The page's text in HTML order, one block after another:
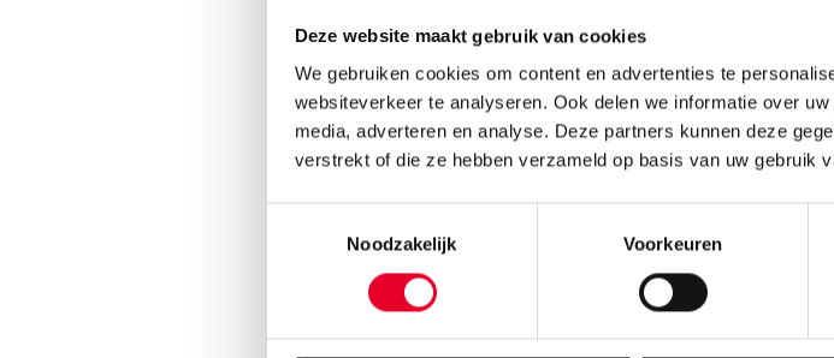
Deze website maakt gebruik van cookies
We gebruiken cookies om content en advertenties te
websiteverkeer te analyseren. Ook delen we informatie over
media, adverteren en analyse. Deze partners kunnen deze
verstrekt of die ze hebben verzameld op basis van uw gebruik
Noodzakelijk
Voorkeuren
Andere features in
MQTT Topic Browsing:
U kunt beschikbare MQTT-topic
tussen apparaten en systemen te
applicaties.
Integreer uw productie- en IT-
Grafana, Datadog of Splunk om alles
Schrijf nu tot 2.500 inserts per seconde